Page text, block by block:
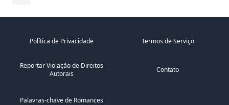
Política de Privacidade Termos de Serviço
Reportar Violação de Direitos
Autorais
Contato
Palavras-chave de Romances